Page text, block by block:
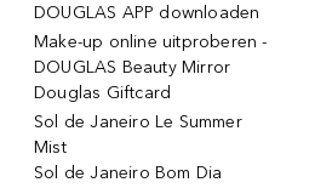
DOUGLAS APP downloaden
Make-up online uitproberen -
DOUGLAS Beauty Mirror
Douglas Giftcard
Sol de Janeiro Le Summer
Mist
Sol de Janeiro Bom Dia